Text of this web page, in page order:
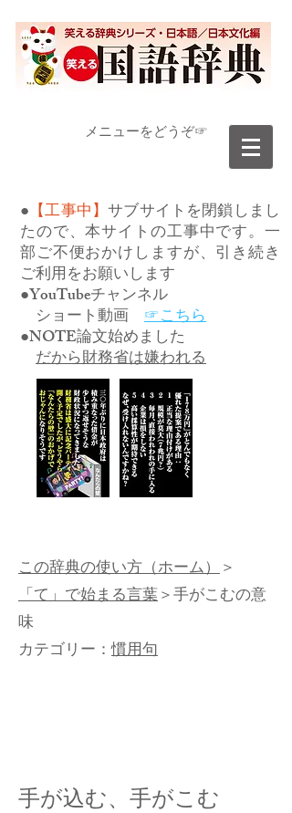
​メニューをどうぞ☞
● 【工事中】サブサイトを閉鎖しまし
たので、本サイトの工事中です。一
部ご不便おかけしますが、引き続き
ご利用をお願いします
●YouTubeチャンネル
ショート動画 ☞こちら
●NOTE論文始めました
だから財務省は嫌われる
この辞典の使い方（ホーム）＞
「て」で始まる言葉＞手がこむの意
味
カテゴリー：慣用句
手が込む、手がこむ